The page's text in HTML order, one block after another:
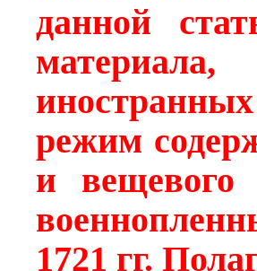
данной
режим
и вещевого
1721 гг.